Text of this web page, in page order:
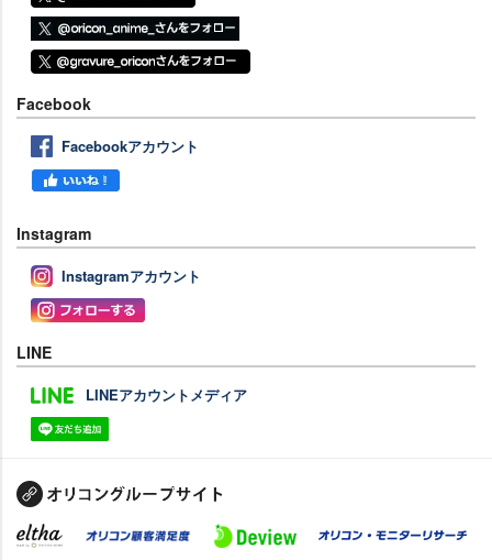
Facebook
Facebookアカウント
Instagram
Instagramアカウント
LINE
LINEアカウントメディア